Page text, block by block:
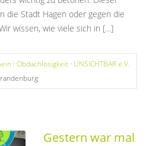
die Stadt Hagen oder gegen die
wissen, wie viele sich in […]
· Obdachlosigkeit · UNSICHTBAR e.V.
Gestern war mal